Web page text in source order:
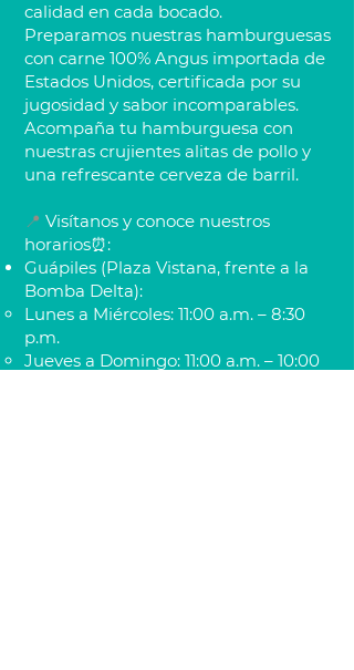
calidad en cada bocado.
Preparamos nuestras hamburguesas
con carne 100% Angus importada de
Estados Unidos, certificada por su
jugosidad y sabor incomparables.
Acompaña tu hamburguesa con
nuestras crujientes alitas de pollo y
una refrescante cerveza de barril.
📍 Visítanos y conoce nuestros
horarios⏰:
Guápiles (Plaza Vistana, frente a la
Bomba Delta):
Lunes a Miércoles: 11:00 a.m. – 8:30
p.m.
Jueves a Domingo: 11:00 a.m. – 10:00